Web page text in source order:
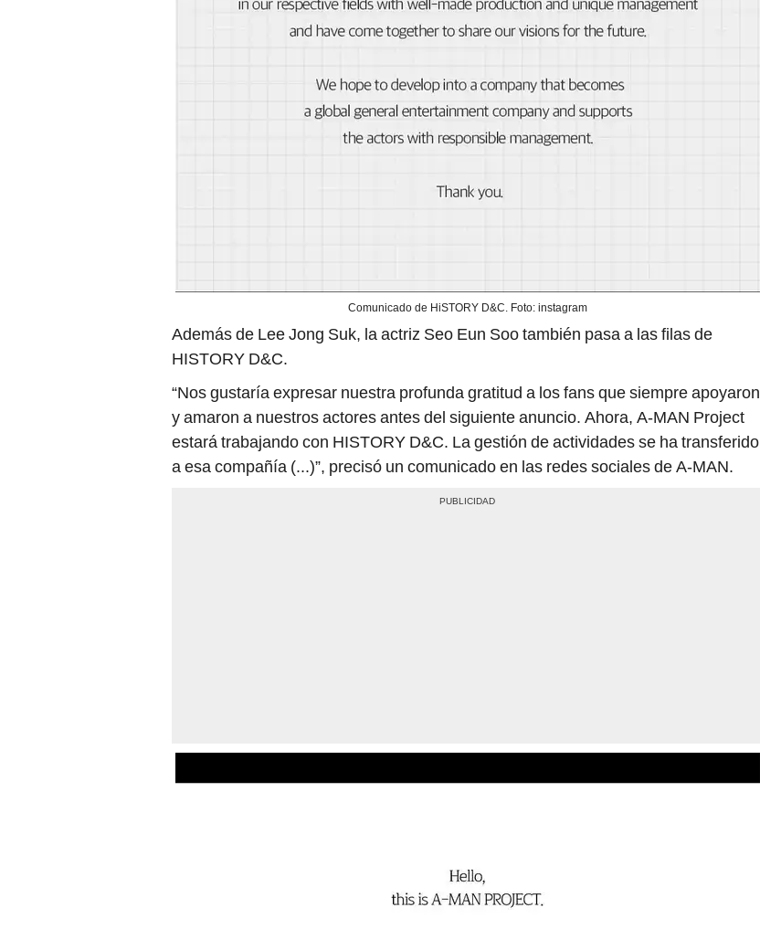
Comunicado de HiSTORY D&C. Foto: instagram
Además de Lee Jong Suk, la actriz Seo Eun Soo también pasa a las filas de
HISTORY D&C.
“Nos gustaría expresar nuestra profunda gratitud a los fans que siempre apoyaron
y amaron a nuestros actores antes del siguiente anuncio. Ahora, A-MAN Project
estará trabajando con HISTORY D&C. La gestión de actividades se ha transferido
a esa compañía (...)”, precisó un comunicado en las redes sociales de A-MAN.